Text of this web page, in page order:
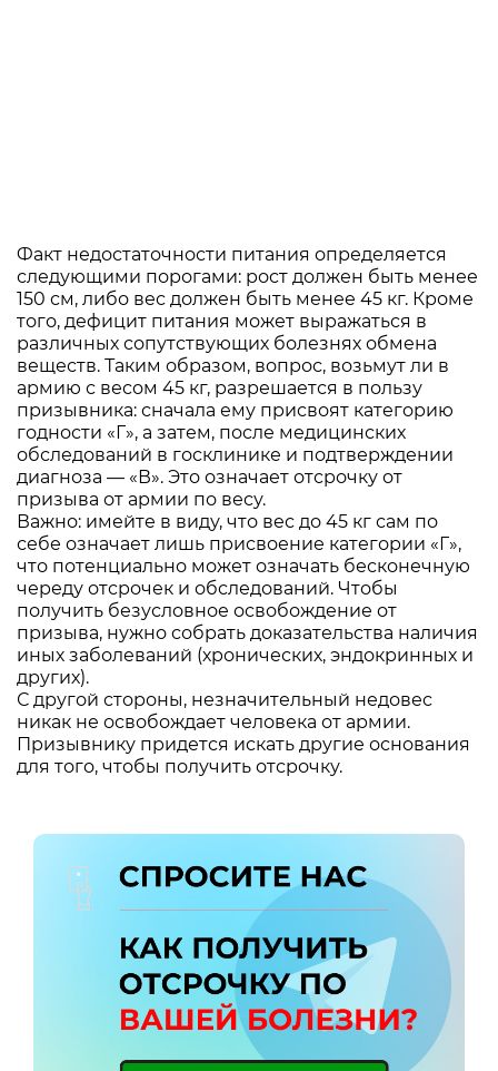
Факт недостаточности питания определяется
следующими порогами: рост должен быть менее
150 см, либо вес должен быть менее 45 кг. Кроме
того, дефицит питания может выражаться в
различных сопутствующих болезнях обмена
веществ. Таким образом, вопрос, возьмут ли в
армию с весом 45 кг, разрешается в пользу
призывника: сначала ему присвоят категорию
годности «Г», а затем, после медицинских
обследований в госклинике и подтверждении
диагноза — «В». Это означает отсрочку от
призыва от армии по весу.
Важно: имейте в виду, что вес до 45 кг сам по
себе означает лишь присвоение категории «Г»,
что потенциально может означать бесконечную
череду отсрочек и обследований. Чтобы
получить безусловное освобождение от
призыва, нужно собрать доказательства наличия
иных заболеваний (хронических, эндокринных и
других).
С другой стороны, незначительный недовес
никак не освобождает человека от армии.
Призывнику придется искать другие основания
для того, чтобы получить отсрочку.